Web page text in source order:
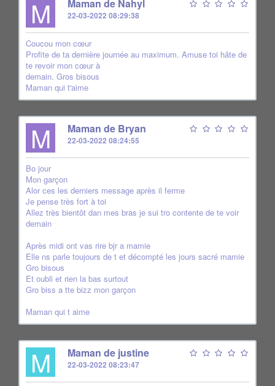
M Maman de Nahyl
22-03-2022 08:29:38
Coucou mon cœur
Profite de ta dernière journée au maximum. Amuse toi hâte de
te revoir mon cœur à
demain. Gros bisous
Maman qui t'aime
M Maman de Bryan
22-03-2022 08:24:55
Bo jour
Mon garçon
Alor ces les derniers message après il ferme
Je pense très fort à toi
Allez très bientôt dan mes bras je sui tro contente de te voir
demain
Après midi ont vas rire bjr a mamie
Elle ns parle toujours de t et décompté les jours sacré mamie
Gro bisous
Et oubli et rien la bas surtout
Gro biss a tte bizz mon garçon
Maman qui t aime
M Maman de justine
22-03-2022 08:23:47